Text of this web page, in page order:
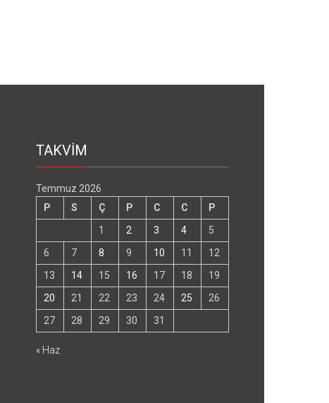
TAKVİM
Temmuz 2026
P
S Ç P C C
P
1
2 3 4
5
6
7 8 9 10 11
12
13
14 15 16 17 18
19
20
21 22 23 24 25
26
27
28 29 30 31
« Haz